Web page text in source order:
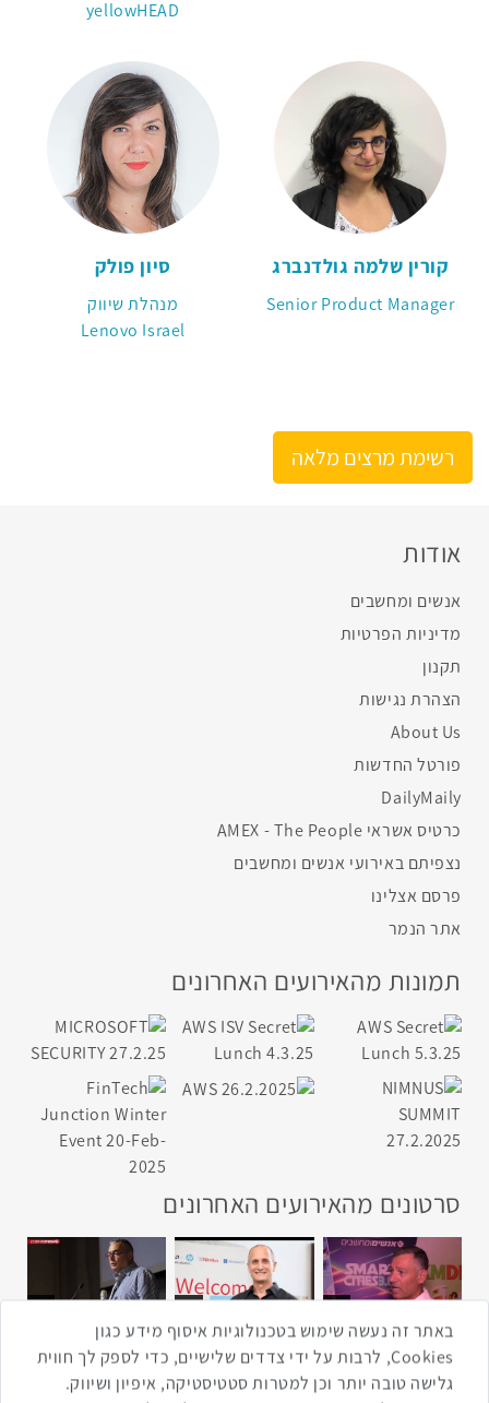
yellowHEAD
קורין שלמה גולדנברג
Senior Product Manager
סיון פולק
מנהלת שיווק
Lenovo Israel
רשימת מרצים מלאה
אודות
אנשים ומחשבים
מדיניות הפרטיות
תקנון
הצהרת נגישות
About Us
פורטל החדשות
DailyMaily
כרטיס אשראי AMEX - The People
נצפיתם באירועי אנשים ומחשבים
פרסם אצלינו
אתר הנמר
תמונות מהאירועים האחרונים
סרטונים מהאירועים האחרונים
4:00
2:33
1:43
באתר זה נעשה שימוש בטכנולוגיות איסוף מידע כגון
Cookies, לרבות על ידי צדדים שלישיים, כדי לספק לך חווית
גלישה טובה יותר וכן למטרות סטטיסטיקה, איפיון ושיווק.